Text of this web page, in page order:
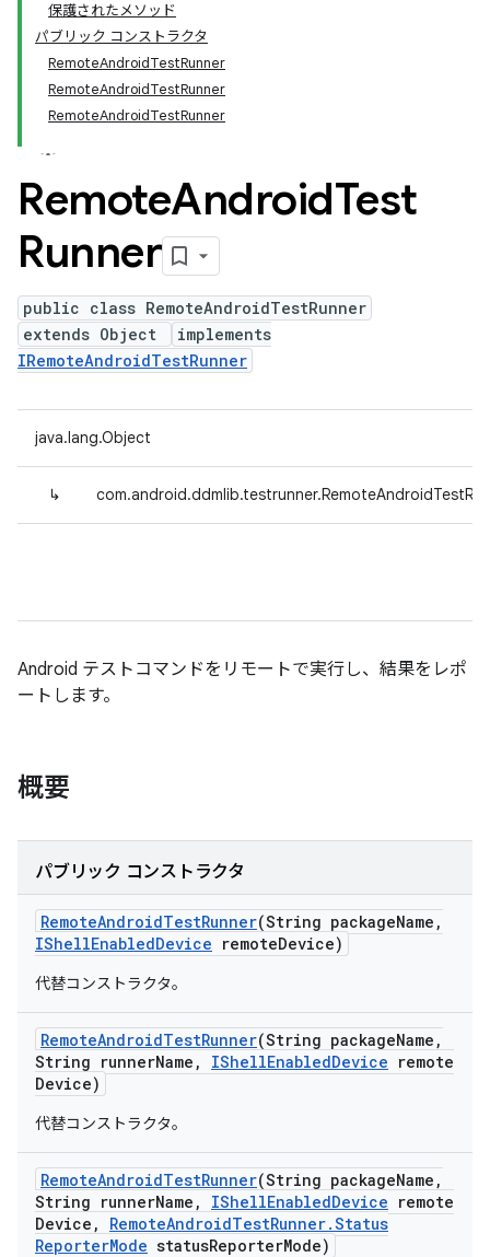
保護されたメソッド
パブリック コンストラクタ
RemoteAndroidTestRunner
RemoteAndroidTestRunner
RemoteAndroidTestRunner
RemoteAndroidTest
Runner
public class RemoteAndroidTestRunner
extends Object
implements
IRemoteAndroidTestRunner
java.lang.Object
↳
Android テストコマンドをリモートで実行し、結果をレポ
ートします。
概要
パブリック コンストラクタ
RemoteAndroidTestRunner(String packageName ,
IShellEnabledDevice remoteDevice)
代替コンストラクタ。
RemoteAndroidTestRunner(String packageName ,
String runnerName , IShellEnabledDevice remote
Device)
代替コンストラクタ。
RemoteAndroidTestRunner(String packageName ,
String runnerName , IShellEnabledDevice remote
Device , RemoteAndroidTestRunner.Status
ReporterMode statusReporterMode)